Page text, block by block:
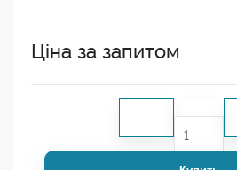
Ціна за запитом